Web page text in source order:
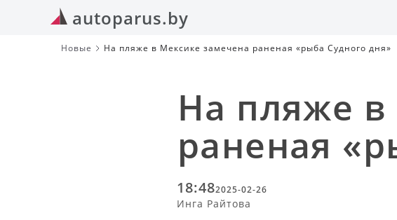
autoparus.by
Новые На пляже в Мексике замечена раненая «рыба Судного дня»
На пляже в
раненая
18:482025-02-26
Инга Райтова